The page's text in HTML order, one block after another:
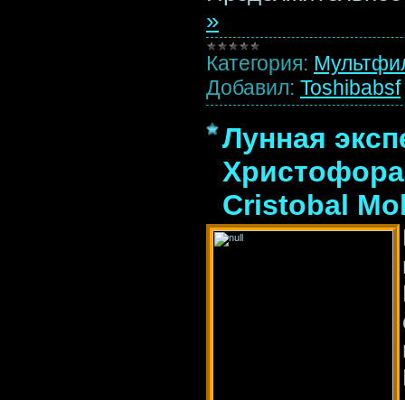
»
Категория:
Добавил: Toshibabsf
Лунная
Cristobal